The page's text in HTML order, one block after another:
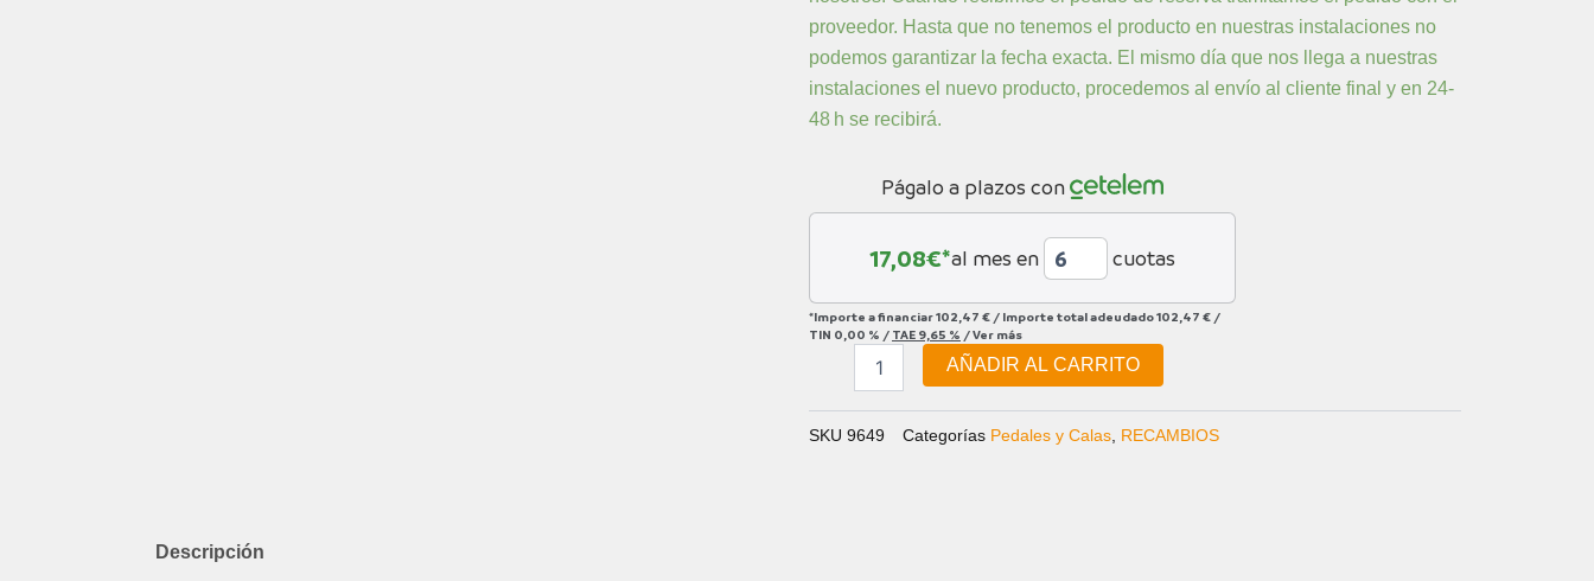
proveedor. Hasta que no tenemos el producto en nuestras instalaciones no
podemos garantizar la fecha exacta. El mismo día que nos llega a nuestras
instalaciones el nuevo producto, procedemos al envío al cliente final y en 24-
48 h se recibirá.
Págalo a plazos con
17,08€*al mes en cuotas
*Importe a financiar102,47 € / Importe total adeudado102,47 € /
TIN 0,00 % / TAE 9,65 % /Ver más
AÑADIR AL CARRITO
SKU 9649 Categorías Pedales y Calas, RECAMBIOS
Descripción